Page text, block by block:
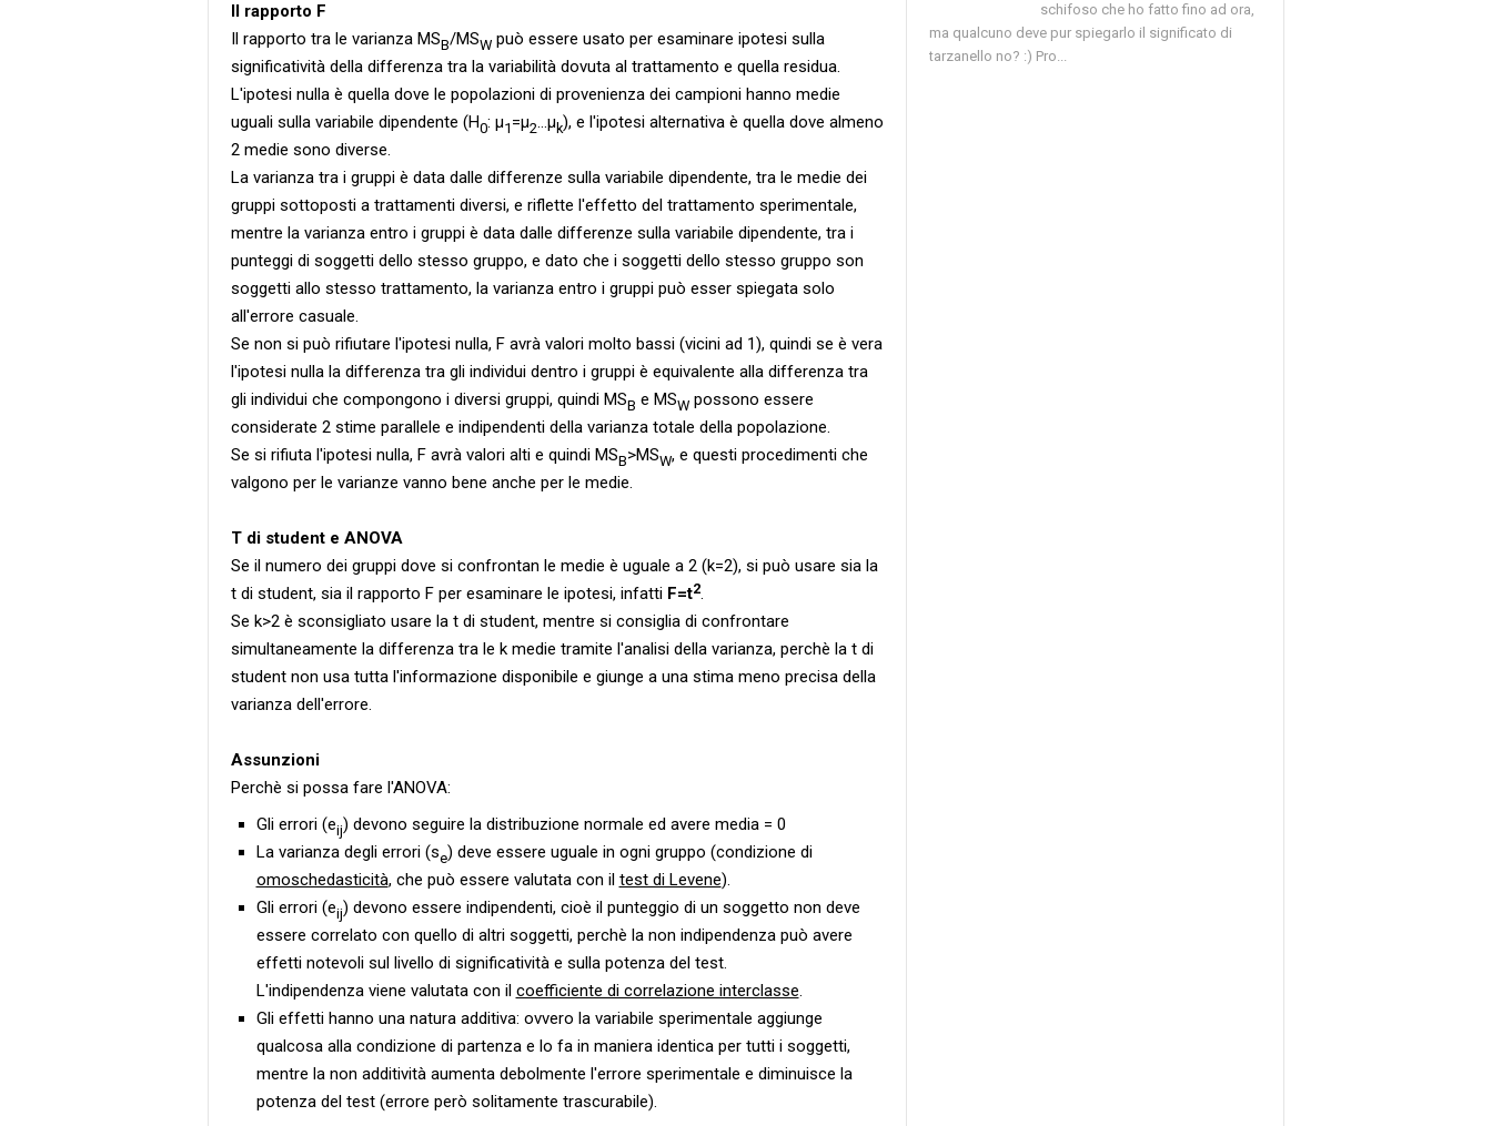
Il rapporto F
Il rapporto tra le varianza MSB/MSW può essere usato per esaminare ipotesi sulla
significatività della differenza tra la variabilità dovuta al trattamento e quella residua.
L'ipotesi nulla è quella dove le popolazioni di provenienza dei campioni hanno medie
uguali sulla variabile dipendente (H0: µ1 =µ2...µ k), e l'ipotesi alternativa è quella dove almeno
2 medie sono diverse.
La varianza tra i gruppi è data dalle differenze sulla variabile dipendente, tra le medie dei
gruppi sottoposti a trattamenti diversi, e riflette l'effetto del trattamento sperimentale,
mentre la varianza entro i gruppi è data dalle differenze sulla variabile dipendente, tra i
punteggi di soggetti dello stesso gruppo, e dato che i soggetti dello stesso gruppo son
soggetti allo stesso trattamento, la varianza entro i gruppi può esser spiegata solo
all'errore casuale.
Se non si può rifiutare l'ipotesi nulla, F avrà valori molto bassi (vicini ad 1), quindi se è vera
l'ipotesi nulla la differenza tra gli individui dentro i gruppi è equivalente alla differenza tra
gli individui che compongono i diversi gruppi, quindi MSB e MSW possono essere
considerate 2 stime parallele e indipendenti della varianza totale della popolazione.
Se si rifiuta l'ipotesi nulla, F avrà valori alti e quindi MSB>MSW, e questi procedimenti che
valgono per le varianze vanno bene anche per le medie.
T di student e ANOVA
Se il numero dei gruppi dove si confrontan le medie è uguale a 2 (k=2), si può usare sia la
t di student, sia il rapporto F per esaminare le ipotesi, infatti F=t2.
Se k>2 è sconsigliato usare la t di student, mentre si consiglia di confrontare
simultaneamente la differenza tra le k medie tramite l'analisi della varianza, perchè la t di
student non usa tutta l'informazione disponibile e giunge a una stima meno precisa della
varianza dell'errore.
Assunzioni
Perchè si possa fare l'ANOVA:
Gli errori (eij) devono seguire la distribuzione normale ed avere media = 0
La varianza degli errori (se) deve essere uguale in ogni gruppo (condizione di
omoschedasticità, che può essere valutata con il test di Levene).
Gli errori (eij) devono essere indipendenti, cioè il punteggio di un soggetto non deve
essere correlato con quello di altri soggetti, perchè la non indipendenza può avere
effetti notevoli sul livello di significatività e sulla potenza del test.
L'indipendenza viene valutata con il coefficiente di correlazione interclasse
Gli effetti hanno una natura additiva: ovvero la variabile sperimentale aggiunge
qualcosa alla condizione di partenza e lo fa in maniera identica per tutti i soggetti,
mentre la non additività aumenta debolmente l'errore sperimentale e diminuisce la
potenza del test (errore però solitamente trascurabile).
schifoso che ho fatto fino ad ora,
ma qualcuno deve pur spiegarlo il significato di
tarzanello no? :) Pro...